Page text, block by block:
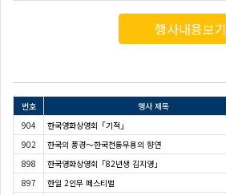
행사내용보기
번호 행사 제목
904
한국영화상영회「기적」
902
한국의 풍경～한국전통무용의 향연
898
한국영화상영회「82년생 김지영」
897
한일 2인무 페스티벌